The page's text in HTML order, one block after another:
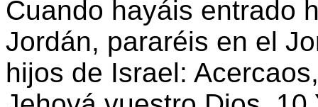
Cuando hayáis entrado
Jordán, pararéis en el
hijos de Israel: